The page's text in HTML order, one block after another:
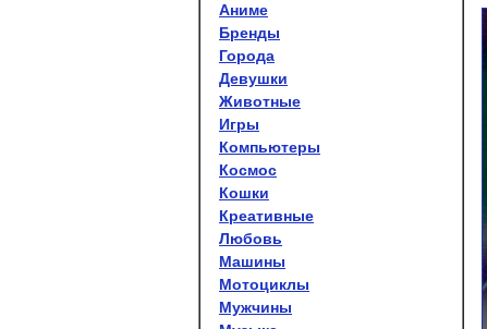
Аниме
Бренды
Города
Девушки
Животные
Игры
Компьютеры
Космос
Кошки
Креативные
Любовь
Машины
Мотоциклы
Мужчины